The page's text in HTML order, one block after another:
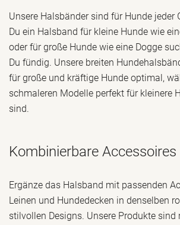
Unsere Halsbänder sind für Hunde jeder
Du ein Halsband für kleine Hunde wie
oder für große Hunde wie eine Dogge
Du fündig. Unsere breiten
für große und kräftige Hunde optimal,
schmaleren Modelle perfekt für kleinere
sind.
Kombinierbare Accessoires
Ergänze das Halsband mit passenden
Leinen und Hundedecken in denselben
stilvollen Designs. Unsere Produkte sind